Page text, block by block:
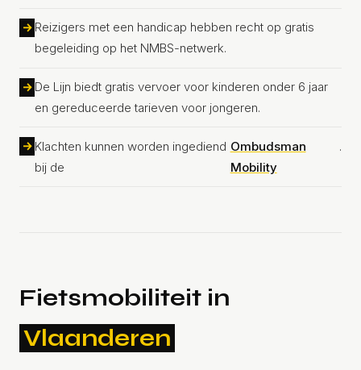
Reizigers met een handicap hebben recht op gratis
begeleiding op het NMBS-netwerk.
De Lijn biedt gratis vervoer voor kinderen onder 6 jaar
en gereduceerde tarieven voor jongeren.
Klachten kunnen worden ingediend
bij de
Ombudsman
Mobility
.
Fietsmobiliteit in
Vlaanderen